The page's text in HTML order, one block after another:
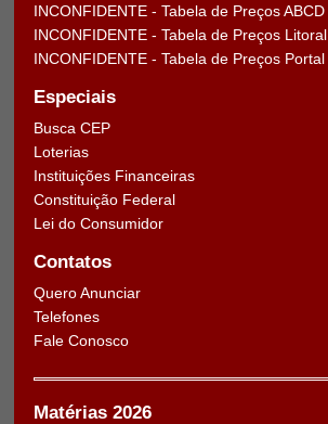
INCONFIDENTE - Tabela de Preços ABCD
INCONFIDENTE - Tabela de Preços Litoral
INCONFIDENTE - Tabela de Preços Portal
Especiais
Busca CEP
Loterias
Instituições Financeiras
Constituição Federal
Lei do Consumidor
Contatos
Quero Anunciar
Telefones
Fale Conosco
Matérias 2026